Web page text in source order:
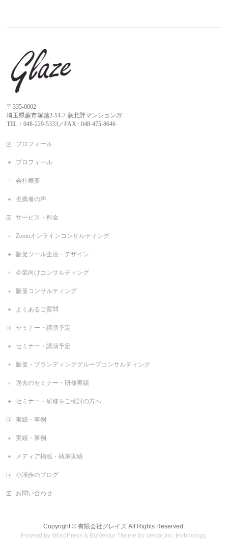
〒335-0002
埼玉県蕨市塚越2-14-7 蕨北野マンション2F
TEL：048-229-5333／FAX : 048-475-8646
プロフィール
プロフィール
会社概要
推薦者の声
サービス・料金
Zoomオンラインコンサルティング
販促ツール企画・デザイン
企業向けコンサルティング
販促コンサルティング
よくあるご質問
セミナー・講演予定
セミナー・講演予定
販促・ブランディンググループコンサルティング
過去のセミナー・研修実績
セミナー・研修をご検討の方へ
実績・事例
実績・事例
メディア掲載・執筆実績
小澤歩のブログ
お問い合わせ
Copyright © 有限会社グレイズAll Rights Reserved.
Powerd by WordPress & BizVektor Theme by Vektor,Inc. technology.